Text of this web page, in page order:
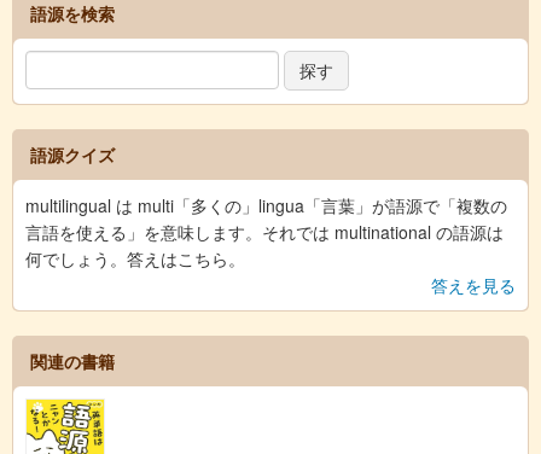
語源を検索
語源クイズ
multilingual は multi「多くの」lingua「言葉」が語源で「複数の
言語を使える」を意味します。それでは multinational の語源は
何でしょう。答えはこちら。
答えを見る
関連の書籍